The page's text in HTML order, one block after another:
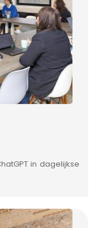
in dagelijkse